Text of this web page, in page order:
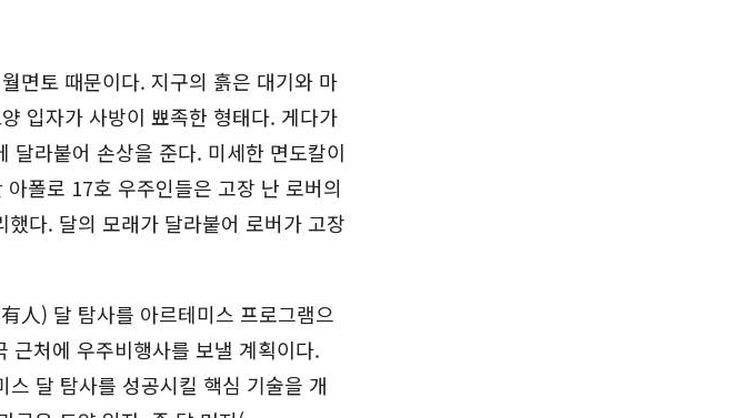
면토 때문이다. 지구의 흙은 대기와 마
입자가 사방이 뾰족한 형태다. 게다가
달라붙어 손상을 준다. 미세한 면도칼이
폴로 17호 우주인들은 고장 난 로버의
다. 달의 모래가 달라붙어 로버가 고장
人) 달 탐사를 아르테미스 프로그램으
근처에 우주비행사를 보낼 계획이다.
달 탐사를 성공시킬 핵심 기술을 개